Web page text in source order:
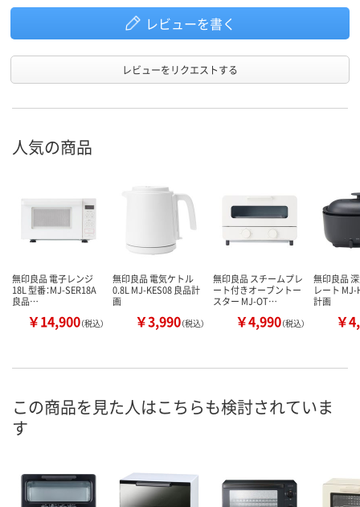
レビューを書く
レビューをリクエストする
人気の商品
無印良品 電子レンジ
18L 型番：MJ-SER18A
良品…
￥14,900（税込）
無印良品 電気ケトル
0.8L MJ-KES08 良品計
画
￥3,990（税込）
無印良品 スチームプレ
ート付きオーブントー
スター MJ-OT…
￥4,990（税込）
無印良品
レート MJ-
計画
￥
この商品を見た人はこちらも検討されていま
す